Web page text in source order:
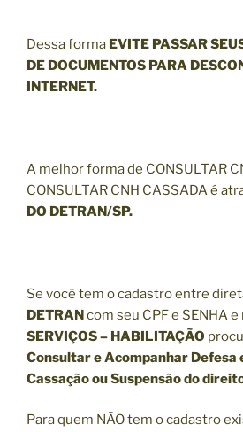
Dessa forma EVITE PASSAR
DE DOCUMENTOS PARA
INTERNET.
A melhor forma de CONSULTAR
CONSULTAR CNH CASSADA é
DO DETRAN/SP.
Se você tem o cadastro entre
DETRANcom seu CPF e SENHA
SERVIÇOS – HABILITAÇÃO
Consultar e Acompanhar Defesa
Cassação ou Suspensão do
Para quem NÃO tem o cadastro